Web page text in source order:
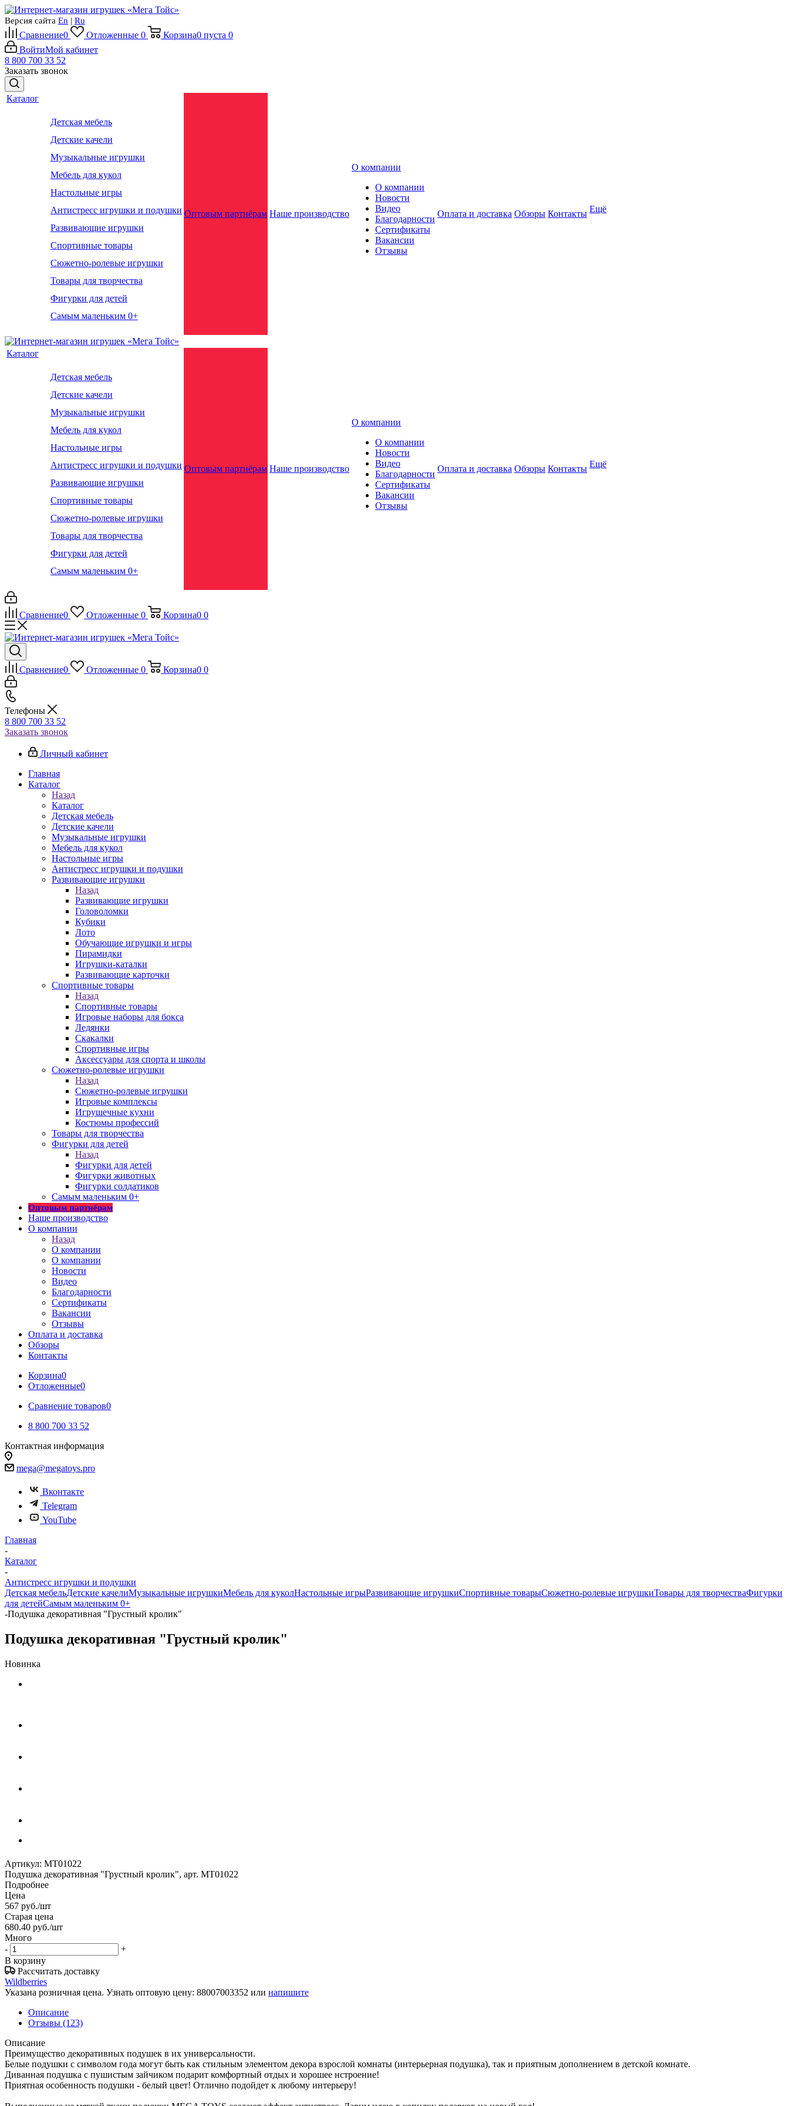
Версия сайта En | Ru
Сравнение0 Отложенные 0 Корзина0 пуста 0
ВойтиМой кабинет
8 800 700 33 52
Заказать звонок
Каталог
Детская мебель
Детские качели
Музыкальные игрушки
Мебель для кукол
Настольные игры
Антистресс игрушки и подушки
Развивающие игрушки
Спортивные товары
Сюжетно-ролевые игрушки
Товары для творчества
Фигурки для детей
Самым маленьким 0+
Оптовым партнёрам Наше производство
О компании
О компании
Новости
Видео
Благодарности
Сертификаты
Вакансии
Отзывы
Оплата и доставка Обзоры Контакты Ещё
Каталог
Детская мебель
Детские качели
Музыкальные игрушки
Мебель для кукол
Настольные игры
Антистресс игрушки и подушки
Развивающие игрушки
Спортивные товары
Сюжетно-ролевые игрушки
Товары для творчества
Фигурки для детей
Самым маленьким 0+
Оптовым партнёрам Наше производство
О компании
О компании
Новости
Видео
Благодарности
Сертификаты
Вакансии
Отзывы
Оплата и доставка Обзоры Контакты Ещё
Сравнение0 Отложенные 0 Корзина0 0
Сравнение0 Отложенные 0 Корзина0 0
Телефоны
8 800 700 33 52
Заказать звонок
Личный кабинет
Главная
Каталог
Назад
Каталог
Детская мебель
Детские качели
Музыкальные игрушки
Мебель для кукол
Настольные игры
Антистресс игрушки и подушки
Развивающие игрушки
Назад
Развивающие игрушки
Головоломки
Кубики
Лото
Обучающие игрушки и игры
Пирамидки
Игрушки-каталки
Развивающие карточки
Спортивные товары
Назад
Спортивные товары
Игровые наборы для бокса
Ледянки
Скакалки
Спортивные игры
Аксессуары для спорта и школы
Сюжетно-ролевые игрушки
Назад
Сюжетно-ролевые игрушки
Игровые комплексы
Игрушечные кухни
Костюмы профессий
Товары для творчества
Фигурки для детей
Назад
Фигурки для детей
Фигурки животных
Фигурки солдатиков
Самым маленьким 0+
Оптовым партнёрам
Наше производство
О компании
Назад
О компании
О компании
Новости
Видео
Благодарности
Сертификаты
Вакансии
Отзывы
Оплата и доставка
Обзоры
Контакты
Корзина0
Отложенные0
Сравнение товаров0
8 800 700 33 52
Контактная информация
mega@megatoys.pro
Вконтакте
Telegram
YouTube
Главная
-
Каталог
-
Антистресс игрушки и подушки
Детская мебельДетские качелиМузыкальные игрушкиМебель для куколНастольные игрыРазвивающие игрушкиСпортивные товарыСюжетно-ролевые игрушкиТовары для творчестваФигурки
для детейСамым маленьким 0+
-Подушка декоративная "Грустный кролик"
Подушка декоративная "Грустный кролик"
Новинка
Артикул: МТ01022
Подушка декоративная "Грустный кролик", арт. МТ01022
Подробнее
Цена
567 руб./шт
Старая цена
680.40 руб./шт
Много
-
+
В корзину
Рассчитать доставку
Wildberries
Указана розничная цена. Узнать оптовую цену: 88007003352 или напишите
Описание
Отзывы (123)
Описание
Преимущество декоративных подушек в их универсальности.
Белые подушки с символом года могут быть как стильным элементом декора взрослой комнаты (интерьерная подушка), так и приятным дополнением в детской комнате.
Диванная подушка с пушистым зайчиком подарит комфортный отдых и хорошее нстроение!
Приятная особенность подушки - белый цвет! Отлично подойдет к любому интерьеру!